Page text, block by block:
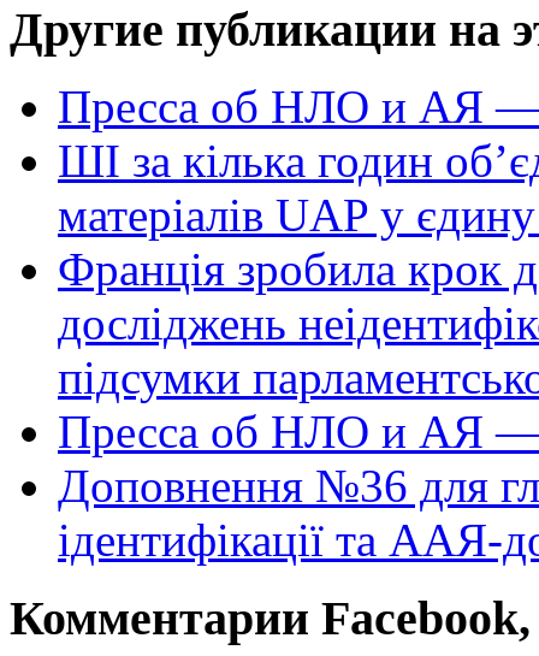
Другие публикации на
Пресса об НЛО и АЯ —
ШІ за кілька годин
матеріалів UAP у
Франція зробила крок
досліджень
підсумки
Пресса об НЛО и АЯ —
Доповнення №36 для
ідентифікації та ААЯ-
Комментарии